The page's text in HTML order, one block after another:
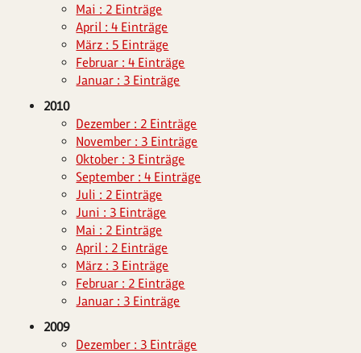
Mai : 2 Einträge
April : 4 Einträge
März : 5 Einträge
Februar : 4 Einträge
Januar : 3 Einträge
2010
Dezember : 2 Einträge
November : 3 Einträge
Oktober : 3 Einträge
September : 4 Einträge
Juli : 2 Einträge
Juni : 3 Einträge
Mai : 2 Einträge
April : 2 Einträge
März : 3 Einträge
Februar : 2 Einträge
Januar : 3 Einträge
2009
Dezember : 3 Einträge